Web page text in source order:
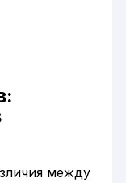
между